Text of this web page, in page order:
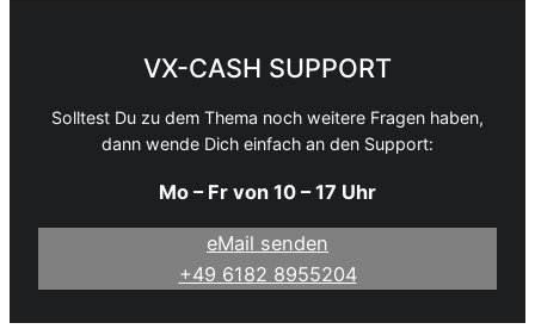
VX-CASH SUPPORT
Solltest Du zu dem Thema noch weitere Fragen haben,
dann wende Dich einfach an den Support:
Mo – Fr von 10 – 17 Uhr
eMail senden
+49 6182 8955204